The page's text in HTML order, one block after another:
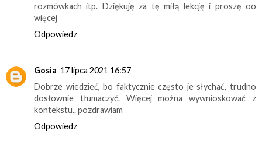
rozmówkach itp. Dziękuję za tę miłą lekcję i proszę oo
więcej
Odpowiedz
Gosia 17 lipca 2021 16:57
Dobrze wiedzieć, bo faktycznie często je słychać, trudno
dosłownie tłumaczyć. Więcej można wywnioskować z
kontekstu.. pozdrawiam
Odpowiedz